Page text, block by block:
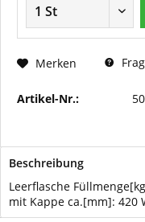
Merken
Artikel-Nr.:
Beschreibung
Leerflasche
mit Kappe ca.[mm]: 420